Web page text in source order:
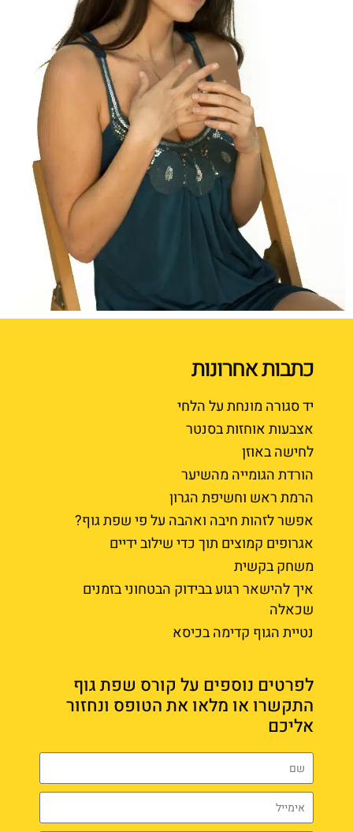
כתבות אחרונות
יד סגורה מונחת על הלחי
אצבעות אוחזות בסנטר
לחישה באוזן
הורדת הגומייה מהשיער
הרמת ראש וחשיפת הגרון
אפשר לזהות חיבה ואהבה על פי שפת גוף?
אגרופים קמוצים תוך כדי שילוב ידיים
משחק בקשית
איך להישאר רגוע בבידוק הבטחוני בזמנים
שכאלה
נטיית הגוף קדימה בכיסא
לפרטים נוספים על קורס שפת גוף
התקשרו או מלאו את הטופס ונחזור
אליכם